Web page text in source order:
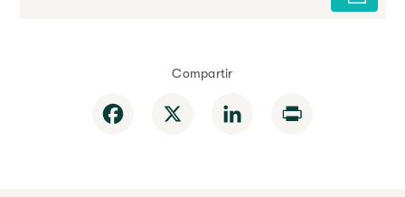
Compartir
Facebook LinkedIn